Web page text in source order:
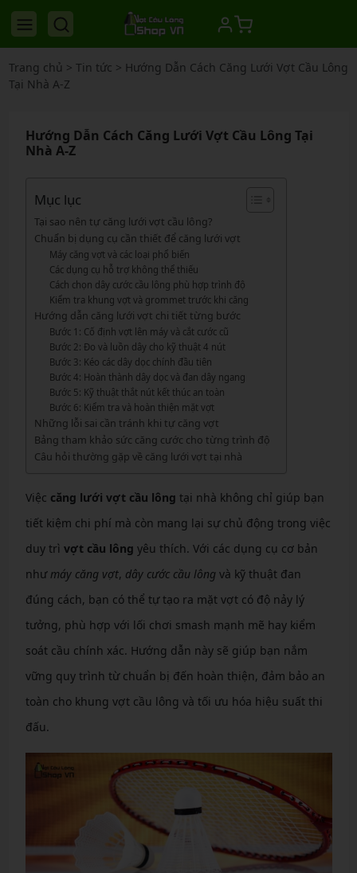
Trang chủ > Tin tức > Hướng Dẫn Cách Căng Lưới Vợt Cầu Lông
Tại Nhà A-Z
Hướng Dẫn Cách Căng Lưới Vợt Cầu Lông Tại
Nhà A-Z
Mục lục
Tại sao nên tự căng lưới vợt cầu lông?
Chuẩn bị dụng cụ cần thiết để căng lưới vợt
Máy căng vợt và các loại phổ biến
Các dụng cụ hỗ trợ không thể thiếu
Cách chọn dây cước cầu lông phù hợp trình độ
Kiểm tra khung vợt và grommet trước khi căng
Hướng dẫn căng lưới vợt chi tiết từng bước
Bước 1: Cố định vợt lên máy và cắt cước cũ
Bước 2: Đo và luồn dây cho kỹ thuật 4 nút
Bước 3: Kéo các dây dọc chính đầu tiên
Bước 4: Hoàn thành dây dọc và đan dây ngang
Bước 5: Kỹ thuật thắt nút kết thúc an toàn
Bước 6: Kiểm tra và hoàn thiện mặt vợt
Những lỗi sai cần tránh khi tự căng vợt
Bảng tham khảo sức căng cước cho từng trình độ
Câu hỏi thường gặp về căng lưới vợt tại nhà
Việc căng lưới vợt cầu lông tại nhà không chỉ giúp bạn
tiết kiệm chi phí mà còn mang lại sự chủ động trong việc
duy trì vợt cầu lông yêu thích. Với các dụng cụ cơ bản
như máy căng vợt, dây cước cầu lôngvà kỹ thuật đan
đúng cách, bạn có thể tự tạo ra mặt vợt có độ nảy lý
tưởng, phù hợp với lối chơi smash mạnh mẽ hay kiểm
soát cầu chính xác. Hướng dẫn này sẽ giúp bạn nắm
vững quy trình từ chuẩn bị đến hoàn thiện, đảm bảo an
toàn cho khung vợt cầu lông và tối ưu hóa hiệu suất thi
đấu.